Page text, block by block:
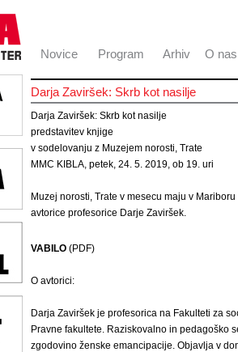
Novice Program Arhiv O nas
Darja Zaviršek: Skrb kot nasilje
Darja Zaviršek: Skrb kot nasilje
predstavitev knjige
v sodelovanju z Muzejem norosti, Trate
MMC KIBLA, petek, 24. 5. 2019, ob 19. uri
Muzej norosti, Trate v mesecu maju v
avtorice profesorice Darje Zaviršek.
VABILO (PDF)
O avtorici:
Darja Zaviršek je profesorica na Fakulteti za
Pravne fakultete. Raziskovalno in pedagoško
zgodovino ženske emancipacije. Objavlja v